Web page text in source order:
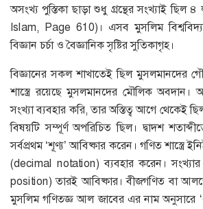
অসংখ্য পুস্তিকা ছাড়া শুধু গ্রন্থের সংখ্যাই ছিল
Islam, Page 610)। এসব মুসলিম
বিজ্ঞান চর্চা ও বৈজ্ঞানিক সৃষ্টির সুতিকাগৃহ।
বিজ্ঞানের সকল শাখাতেই ছিল মুসলমানদের
শাস্ত্রে রয়েছে মুসলমানদের মৌলিক অবদান।
সংখ্যা ব্যবহার করি, তার অস্তিত্ব আগে থেকেই
বিষয়টি সম্পূর্ণ অপরিচিত ছিল। দ্বাদশ
সর্বপ্রথম ‘শূণ্য’ আবিষ্কার করেন। গণিত শাস্ত্রে
(decimal notation) ব্যবহার করেন। সংখ্যার
position) তারই আবিষ্কার। বীজগণিত বা
মুসলিম গণিতজ্ঞ আল জাবের এর নাম অনুসারে